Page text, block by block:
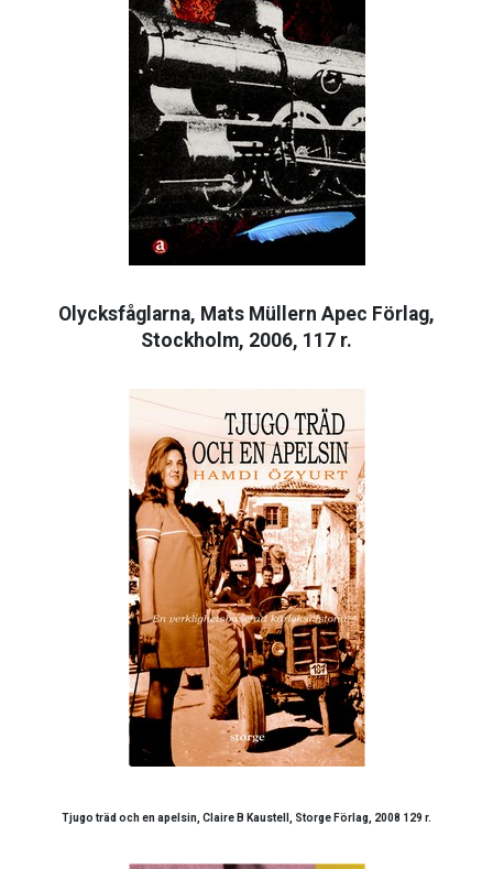
Olycksfåglarna, Mats Müllern Apec Förlag,
Stockholm, 2006, 117 r.
Tjugo träd och en apelsin, Claire B Kaustell, Storge Förlag, 2008 129 r.